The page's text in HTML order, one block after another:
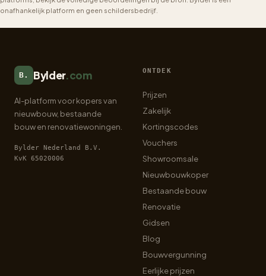
onafhankelijk platform en geen schildersbedrijf.
B. Bylder.com
AI-platform voor kopers van
nieuwbouw, bestaande
bouw en renovatiewoningen.
Bylder Nederland B.V.
KvK 65020006
ONTDEK
Prijzen
Zakelijk
Kortingscodes
Vouchers
Showroomsale
Nieuwbouwkoper
Bestaande bouw
Renovatie
Gidsen
Blog
Bouwvergunning
Eerlijke prijzen